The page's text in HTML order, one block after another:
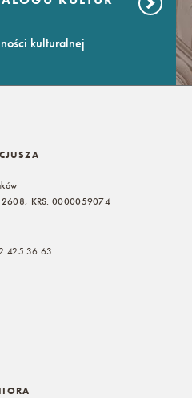
kulturalnej
KRS: 0000059074
425 36 63